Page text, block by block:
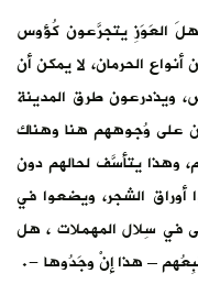
العَوَزِ يتجرَّعون كُؤوس
الحرمان، لا يمكن أن
ويذدرعون طرق المدينة
على وُجوههم هنا وهناك
وهذا يتأسَّف لحالهم دون
أوراق الشجر، ويضعوا في
في سِلال المهملات ، هل
– هذا إنْ وجَدُوها -.